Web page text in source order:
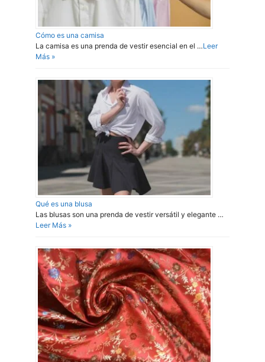
Cómo es una camisa
La camisa es una prenda de vestir esencial en el …Leer
Más »
Qué es una blusa
Las blusas son una prenda de vestir versátil y elegante …
Leer Más »